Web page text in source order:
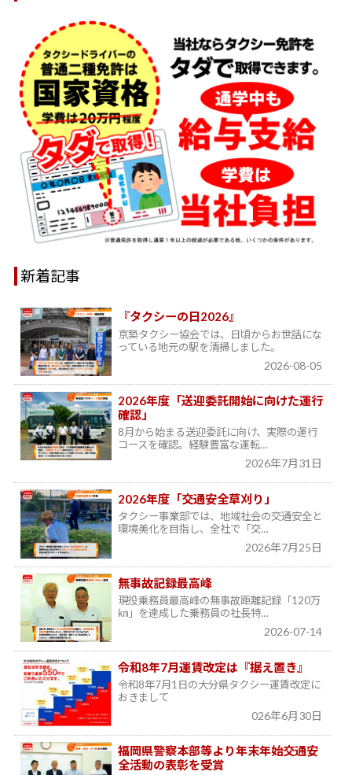
新着記事
『タクシーの日2026』
京築タクシー協会では、日頃からお世話にな
っている地元の駅を清掃しました。
2026-08-05
2026年度「送迎委託開始に向けた運行
確認」
8月から始まる送迎委託に向け、実際の運行
コースを確認。経験豊富な運転…
2026年7月31日
2026年度「交通安全草刈り」
タクシー事業部では、地域社会の交通安全と
環境美化を目指し、全社で「交…
2026年7月25日
無事故記録最高峰
現役乗務員最高峰の無事故距離記録「120万
㎞」を達成した乗務員の社長特…
2026-07-14
令和8年7月運賃改定は『据え置き』
令和8年7月1日の大分県タクシー運賃改定に
おきまして
026年6月30日
福岡県警察本部等より年末年始交通安
全活動の表彰を受賞